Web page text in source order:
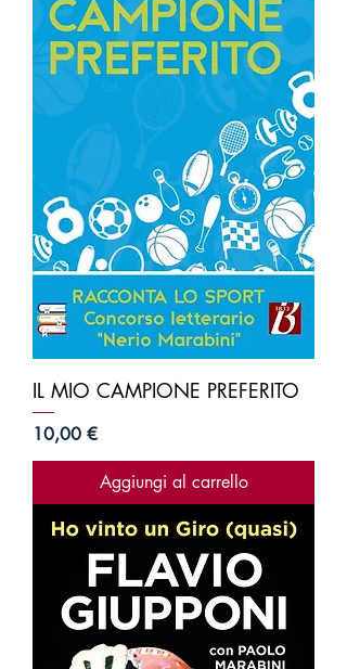
IL MIO CAMPIONE PREFERITO
Prezzo
10,00 €
Aggiungi al carrello